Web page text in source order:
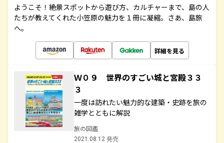
ようこそ！絶景スポットから遊び方、カルチャーまで、島の人
たちが教えてくれた小笠原の魅力を１冊に凝縮。さあ、島旅
へ。
詳細を見る
Ｗ０９ 世界のすごい城と宮殿３３
３
一度は訪れたい魅力的な建築・史跡を旅の
雑学とともに解説
旅の図鑑
2021.08.12 発売